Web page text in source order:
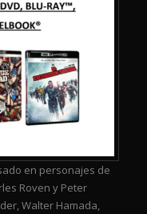
en personajes de
Roven y Peter
Walter Hamada,